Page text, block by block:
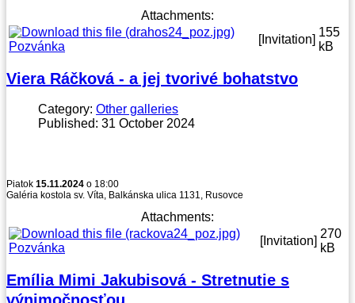
Attachments:
Pozvánka
[Invitation]
155
kB
Viera Ráčková - a jej tvorivé bohatstvo
Category: Other galleries
Published: 31 October 2024
Piatok 15.11.2024 o 18:00
Galéria kostola sv. Víta, Balkánska ulica 1131, Rusovce
Attachments:
Pozvánka
[Invitation]
270
kB
Emília Mimi Jakubisová - Stretnutie s